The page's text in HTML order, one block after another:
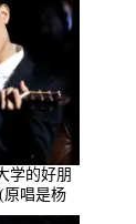
学的好朋
原唱是杨
播:23714